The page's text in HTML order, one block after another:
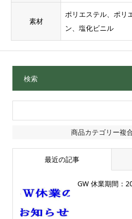
素材
ポリエステル、ポリ
ン、塩化ビニル
検索
商品カテゴリー複
最近の記事
GW 休業期間：